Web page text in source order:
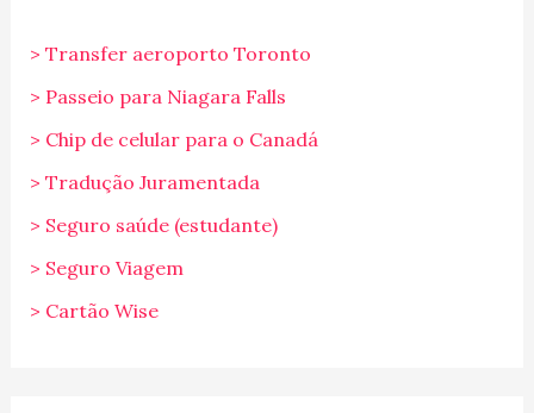
> Transfer aeroporto Toronto
> Passeio para Niagara Falls
> Chip de celular para o Canadá
> Tradução Juramentada
> Seguro saúde (estudante)
> Seguro Viagem
> Cartão Wise